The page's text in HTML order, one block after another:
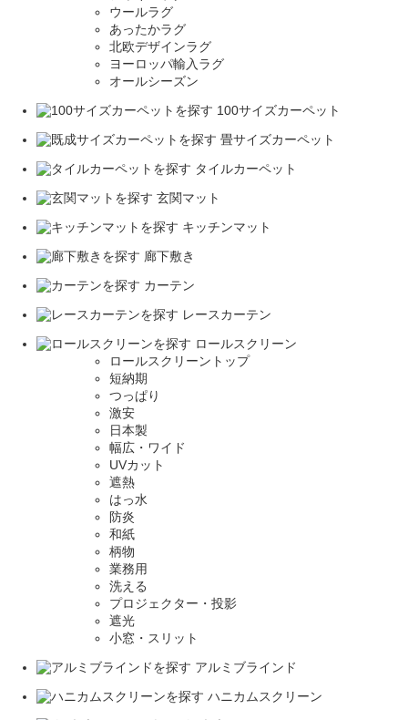
ウールラグ
あったかラグ
北欧デザインラグ
ヨーロッパ輸入ラグ
オールシーズン
100サイズカーペット
畳サイズカーペット
タイルカーペット
玄関マット
キッチンマット
廊下敷き
カーテン
レースカーテン
ロールスクリーン
ロールスクリーントップ
短納期
つっぱり
激安
日本製
幅広・ワイド
UVカット
遮熱
はっ水
防炎
和紙
柄物
業務用
洗える
プロジェクター・投影
遮光
小窓・スリット
アルミブラインド
ハニカムスクリーン